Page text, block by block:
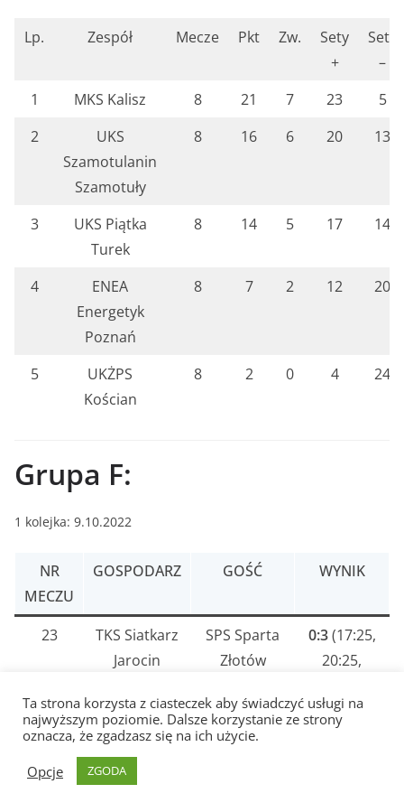
Lp. Zespół Mecze Pkt Zw.
Sety
+
Sety
–
1
MKS Kalisz 8 21 7 23
5
2
UKS
Szamotulanin
Szamotuły
8 16 6 20 13
3
UKS Piątka
Turek
8 14 5 17 14
4
ENEA
Energetyk
Poznań
8 7 2 12 20
5
UKŻPS
Kościan
8 2 0 4 24
Grupa F:
1 kolejka: 9.10.2022
NR
MECZU
GOSPODARZ GOŚĆ WYNIK
23
TKS Siatkarz
Jarocin
SPS Sparta
Złotów
0:3(17:25,
20:25,
24
MUKS
Kalisz
SPS BOX-
PRO-VOLLEY
0:3(14:25,
Ta strona korzysta z ciasteczek aby świadczyć usługi na
najwyższym poziomie. Dalsze korzystanie ze strony
oznacza, że zgadzasz się na ich użycie.
Opcje
ZGODA